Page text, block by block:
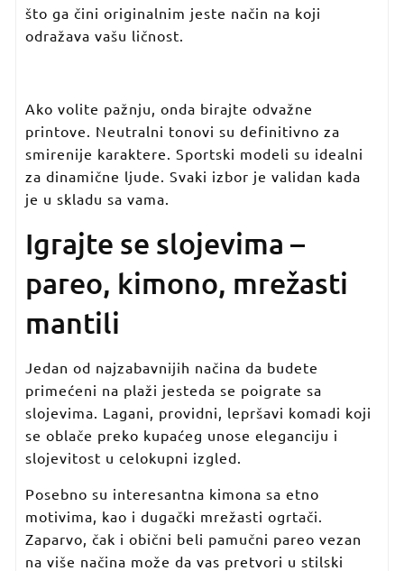
što ga čini originalnim jeste način na koji
odražava vašu ličnost.
Ako volite pažnju, onda birajte odvažne
printove. Neutralni tonovi su definitivno za
smirenije karaktere. Sportski modeli su idealni
za dinamične ljude. Svaki izbor je validan kada
je u skladu sa vama.
Igrajte se slojevima –
pareo, kimono, mrežasti
mantili
Jedan od najzabavnijih načina da budete
primećeni na plaži jesteda se poigrate sa
slojevima. Lagani, providni, lepršavi komadi koji
se oblače preko kupaćeg unose eleganciju i
slojevitost u celokupni izgled.
Posebno su interesantna kimona sa etno
motivima, kao i dugački mrežasti ogrtači.
Zaparvo, čak i obični beli pamučni pareo vezan
na više načina može da vas pretvori u stilski